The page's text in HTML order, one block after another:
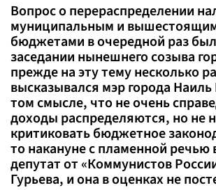
Вопрос о перераспределении
муниципальным и
бюджетами в очередной раз
заседании нынешнего созыва
прежде на эту тему несколько
высказывался мэр города Наиль
том смысле, что не очень
доходы распределяются, но не
критиковать бюджетное
то накануне с пламенной речью
депутат от «Коммунистов
Гурьева, и она в оценках не